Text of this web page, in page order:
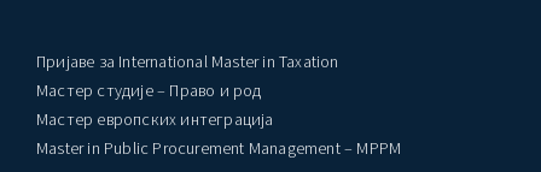
Пријаве за International Master in Taxation
Мастер студије – Право и род
Мастер европских интеграција
Master in Public Procurement Management – MPPM